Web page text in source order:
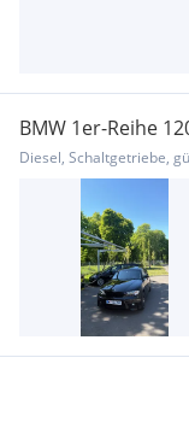
BMW 1er-Reihe
Diesel, Schaltgetriebe,